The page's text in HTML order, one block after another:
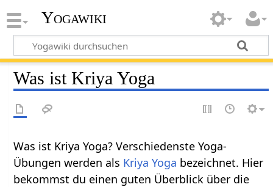
Yogawiki
Was ist Kriya Yoga
Was ist Kriya Yoga? Verschiedenste Yoga-
Übungen werden als Kriya Yoga bezeichnet. Hier
bekommst du einen guten Überblick über die